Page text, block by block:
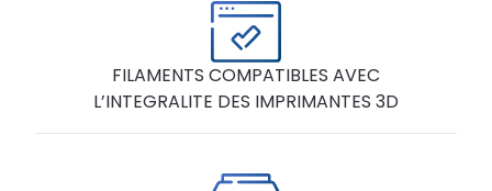
FILAMENTS COMPATIBLES AVEC
L’INTEGRALITE DES IMPRIMANTES 3D